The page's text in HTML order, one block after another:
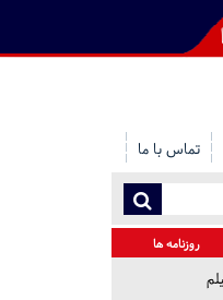
تماس با ما
روزنامه ها